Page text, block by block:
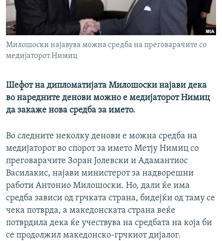
РСЕ веб страници
Милошоски најавува можна средба на преговарачите со
медијаторот Нимиц
Шефот на дипломатијата Милошоски најави дека
во наредните денови можно е медијаторот Нимиц
да закаже нова средба за името.
Во следните неколку денови е можна средба на
медијаторот во спорот за името Метју Нимиц со
преговарачите Зоран Јолевски и Адамантиос
Василакис, најави министерот за надворешни
работи Антонио Милошоски. Но, дали ќе има
средба зависи од грчката страна, бидејќи од таму се
чека потврда, а македонската страна веќе
потврдила дека ќе учествува на средбата на која би
се продолжил македонско-грчкиот дијалог.